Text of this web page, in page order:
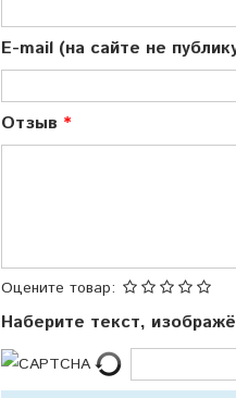
E-mail (на сайте не
Отзыв
Оцените товар:
Наберите текст,